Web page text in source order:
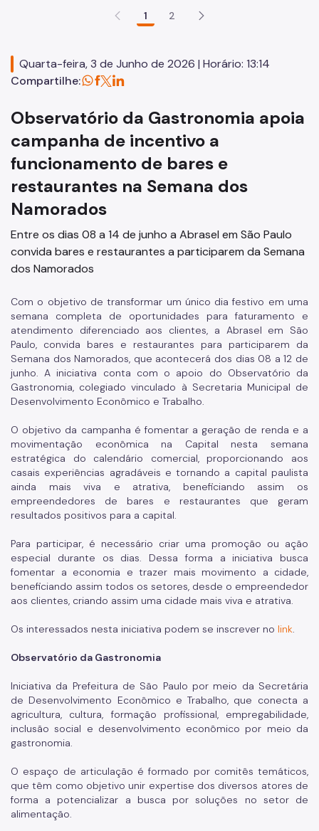
Mãos e Mentes Paulistanas
SP Coopera
Programa Fashion Sampa
Vitalidade+ SP
MEI - Microempreendedor Individual
Afroempreendedorismo
Programa Cozinha Escola
Observatório da Gastronomia
Comitês Temáticos
Qualificação Profissional
Programa Bolsa Trabalho
Programa Operação Trabalho
ADE SAMPA
SP Negócios
Imprensa
Diário Oficial Smdet
Atos Normativos
Fale Conosco
Secretaria
Telefones Úteis
Links Úteis
1 2
Quarta-feira, 3 de Junho de 2026 | Horário: 13:14
Compartilhe:
Observatório da Gastronomia apoia
campanha de incentivo a
funcionamento de bares e
restaurantes na Semana dos
Namorados
Entre os dias 08 a 14 de junho a Abrasel em São Paulo
convida bares e restaurantes a participarem da Semana
dos Namorados
Com o objetivo de transformar um único dia festivo em uma
semana completa de oportunidades para faturamento e
atendimento diferenciado aos clientes, a Abrasel em São
Paulo, convida bares e restaurantes para participarem da
Semana dos Namorados, que acontecerá dos dias 08 a 12 de
junho. A iniciativa conta com o apoio do Observatório da
Gastronomia, colegiado vinculado à Secretaria Municipal de
Desenvolvimento Econômico e Trabalho.
O objetivo da campanha é fomentar a geração de renda e a
movimentação econômica na Capital nesta semana
estratégica do calendário comercial, proporcionando aos
casais experiências agradáveis e tornando a capital paulista
ainda mais viva e atrativa, beneficiando assim os
empreendedores de bares e restaurantes que geram
resultados positivos para a capital.
Para participar, é necessário criar uma promoção ou ação
especial durante os dias. Dessa forma a iniciativa busca
fomentar a economia e trazer mais movimento a cidade,
beneficiando assim todos os setores, desde o empreendedor
aos clientes, criando assim uma cidade mais viva e atrativa.
Os interessados nesta iniciativa podem se inscrever no link.
Observatório da Gastronomia
Iniciativa da Prefeitura de São Paulo por meio da Secretária
de Desenvolvimento Econômico e Trabalho, que conecta a
agricultura, cultura, formação profissional, empregabilidade,
inclusão social e desenvolvimento econômico por meio da
gastronomia.
O espaço de articulação é formado por comitês temáticos,
que têm como objetivo unir expertise dos diversos atores de
forma a potencializar a busca por soluções no setor de
alimentação.